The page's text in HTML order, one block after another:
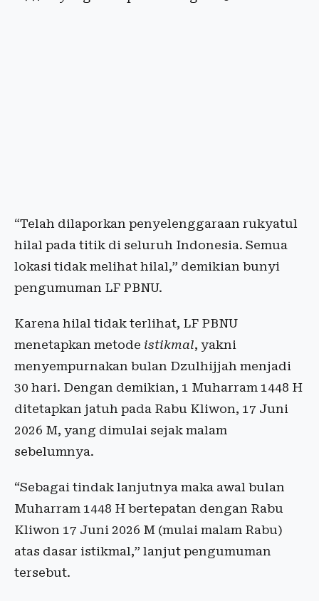
“Telah dilaporkan penyelenggaraan rukyatul
hilal pada titik di seluruh Indonesia. Semua
lokasi tidak melihat hilal,” demikian bunyi
pengumuman LF PBNU.
Karena hilal tidak terlihat, LF PBNU
menetapkan metode istikmal, yakni
menyempurnakan bulan Dzulhijjah menjadi
30 hari. Dengan demikian, 1 Muharram 1448 H
ditetapkan jatuh pada Rabu Kliwon, 17 Juni
2026 M, yang dimulai sejak malam
sebelumnya.
“Sebagai tindak lanjutnya maka awal bulan
Muharram 1448 H bertepatan dengan Rabu
Kliwon 17 Juni 2026 M (mulai malam Rabu)
atas dasar istikmal,” lanjut pengumuman
tersebut.